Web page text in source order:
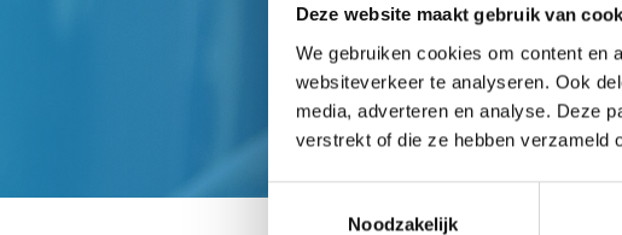
Deze website maakt gebruik van
We gebruiken cookies om content en
websiteverkeer te analyseren. Ook
media, adverteren en analyse. Deze
verstrekt of die ze hebben verzameld
Toestemmingsselectie
Noodzakelijk